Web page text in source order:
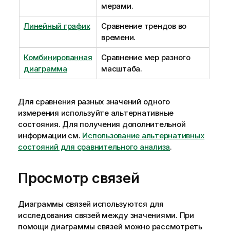
мерами.
Линейный график
Сравнение трендов во
времени.
Комбинированная
диаграмма
Сравнение мер разного
масштаба.
Для сравнения разных значений одного
измерения используйте альтернативные
состояния. Для получения дополнительной
информации см. Использование альтернативных
состояний для сравнительного анализа.
Просмотр связей
Диаграммы связей используются для
исследования связей между значениями. При
помощи диаграммы связей можно рассмотреть